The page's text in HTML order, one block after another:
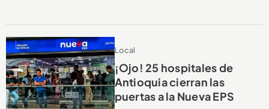
Local
¡Ojo! 25 hospitales de
Antioquia cierran las
puertas a la Nueva EPS